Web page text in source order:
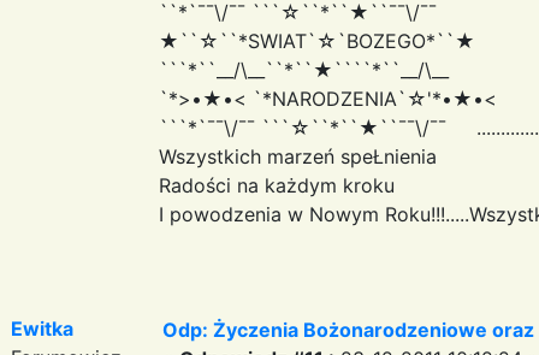
``*`¯¯\/¯¯ ```☆``*``★``¯¯\/¯¯
★``☆``*SWIAT`☆`BOZEGO*``★
```*``__/\__``*``★````*``__/\__
`*>•★•< `*NARODZENIA`☆'*•★•<
```*`¯¯\/¯¯ ```☆``*``★``¯¯\/¯¯
Wszystkich marzeń speŁnienia
Radości na każdym kroku
I powodzenia w Nowym
Ewitka
Odp: Życzenia Bożonarodzeniowe